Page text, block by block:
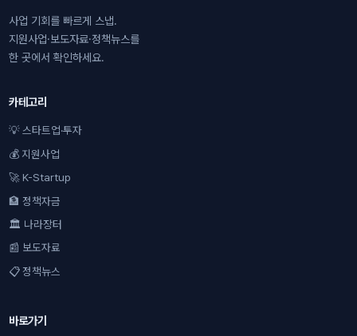
사업 기회를 빠르게 스냅.
지원사업·보도자료·정책뉴스를
한 곳에서 확인하세요.
카테고리
💡 스타트업·투자
💰 지원사업
🚀 K-Startup
🏦 정책자금
🏛 나라장터
📰 보도자료
📋 정책뉴스
바로가기